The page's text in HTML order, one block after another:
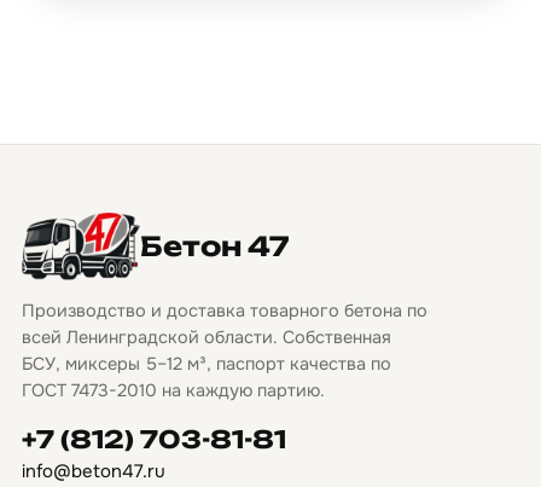
Бетон 47
Производство и доставка товарного бетона по
всей Ленинградской области. Собственная
БСУ, миксеры 5–12 м³, паспорт качества по
ГОСТ 7473-2010 на каждую партию.
+7 (812) 703-81-81
info@beton47.ru